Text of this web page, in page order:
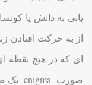
یابی به دانش یا
از به حرکت افتادن
ای که در هیچ نقطه
صورت enigma یک ضرورت است.